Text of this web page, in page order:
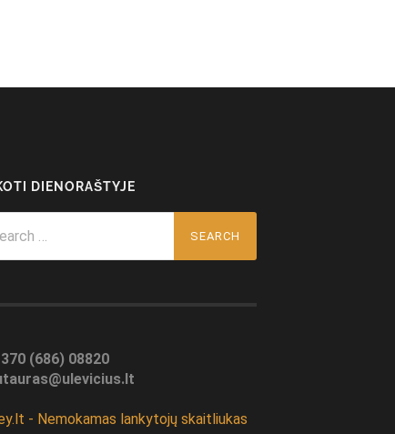
DIENORAŠTYJE
(686) 08820